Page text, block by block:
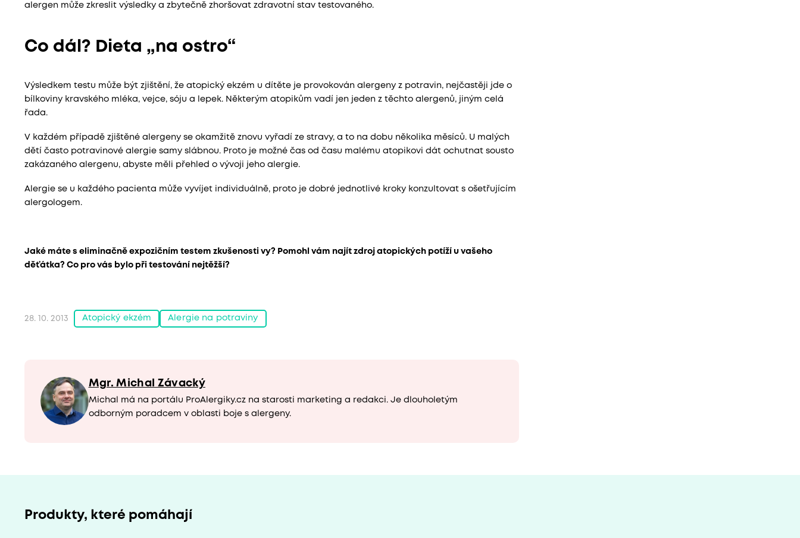
alergen může zkreslit výsledky a zbytečně zhoršovat zdravotní stav testovaného.
Co dál? Dieta „na ostro“
Výsledkem testu může být zjištění, že atopický ekzém u dítěte je provokován alergeny z potravin, nejčastěji jde o
bílkoviny kravského mléka, vejce, sóju a lepek. Některým atopikům vadí jen jeden z těchto alergenů, jiným celá
řada.
V každém případě zjištěné alergeny se okamžitě znovu vyřadí ze stravy, a to na dobu několika měsíců. U malých
dětí často potravinové alergie samy slábnou. Proto je možné čas od času malému atopikovi dát ochutnat sousto
zakázaného alergenu, abyste měli přehled o vývoji jeho alergie.
Alergie se u každého pacienta může vyvíjet individuálně, proto je dobré jednotlivé kroky konzultovat s ošetřujícím
alergologem.
Jaké máte s eliminačně expozičním testem zkušenosti vy? Pomohl vám najít zdroj atopických potíží u vašeho
děťátka? Co pro vás bylo při testování nejtěžší?
28. 10. 2013 Atopický ekzém Alergie na potraviny
Mgr. Michal Závacký
Michal má na portálu ProAlergiky.cz na starosti marketing a redakci. Je dlouholetým
odborným poradcem v oblasti boje s alergeny.
Produkty, které pomáhají